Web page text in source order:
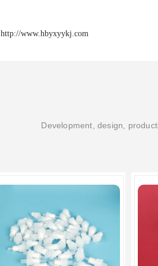
http://www.hbyxyykj.com
Development, design,